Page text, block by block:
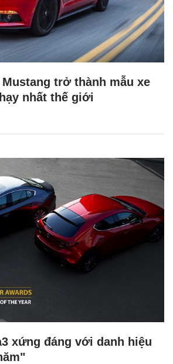
Mustang trở thành mẫu xe
nhất thế giới
xứng đáng với danh hiệu